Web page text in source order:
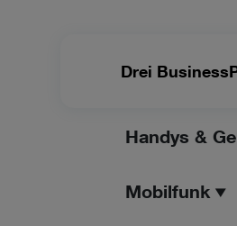
Drei
Handys &
Mobilfunk